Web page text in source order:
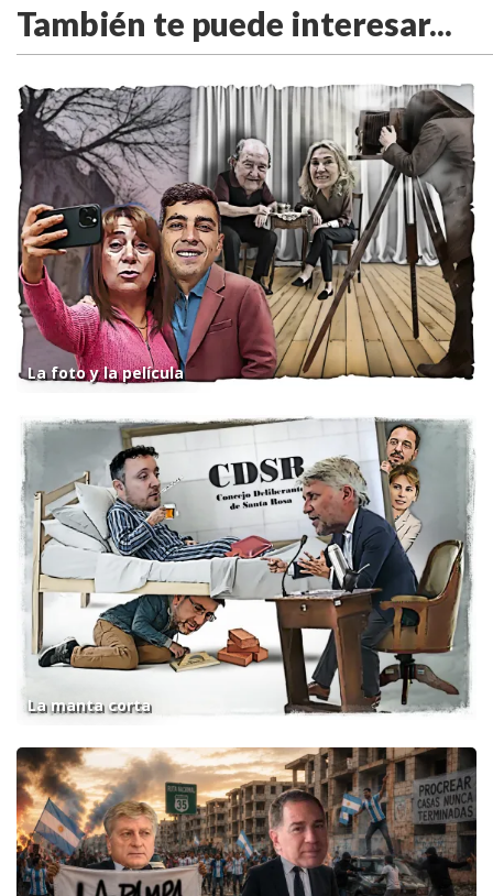
También te puede interesar...
La foto y la película
La manta corta